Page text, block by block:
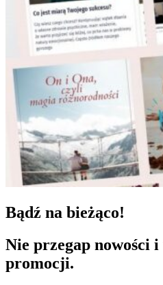
Bądź na bieżąco!
Nie przegap nowości
promocji.